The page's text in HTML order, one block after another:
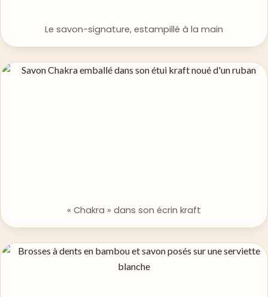
Le savon-signature, estampillé à la main
« Chakra » dans son écrin kraft